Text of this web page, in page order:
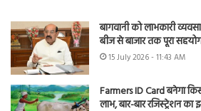
बागवानी को लाभकारी
बीज से बाजार तक पूरा
15 July 2026 - 11:43 AM
Farmers ID Card बनेगा
लाभ, बार-बार रजिस्ट्रेशन